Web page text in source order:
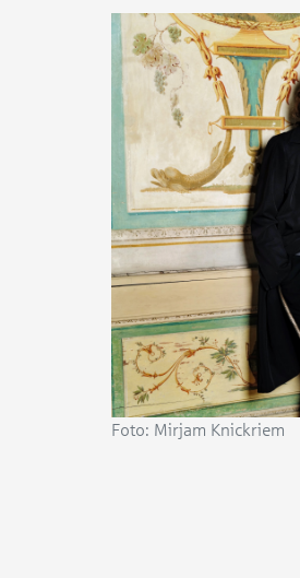
Foto: Mirjam Knickriem